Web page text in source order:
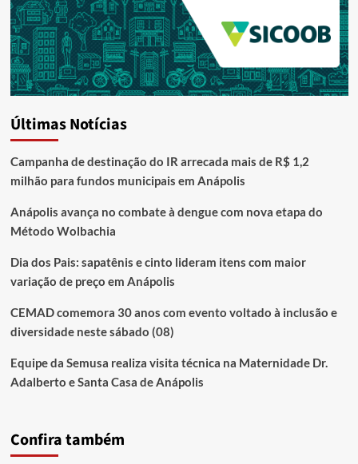
Últimas Notícias
Campanha de destinação do IR arrecada mais de R$ 1,2
milhão para fundos municipais em Anápolis
Anápolis avança no combate à dengue com nova etapa do
Método Wolbachia
Dia dos Pais: sapatênis e cinto lideram itens com maior
variação de preço em Anápolis
CEMAD comemora 30 anos com evento voltado à inclusão e
diversidade neste sábado (08)
Equipe da Semusa realiza visita técnica na Maternidade Dr.
Adalberto e Santa Casa de Anápolis
Confira também